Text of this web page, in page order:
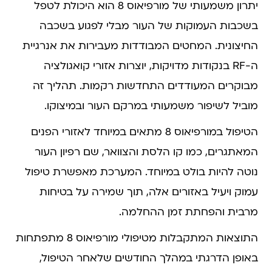
יתרון משמעותי של מורפיאוס 8 הוא היכולת לטפל
בשכבות העמוקות של העור מבלי לפגוע בשכבה
החיצונית. המחטים המבודדות מעבירות את אנרגיית
ה-RF בנקודות מדויקות, יוצרות אזורי קואגולציה
מבוקרים המעודדים התחדשות רקמות. תהליך זה
מוביל לשיפור משמעותי במרקם העור ובמיצוקו.
הטיפול במורפיאוס 8 מתאים במיוחד לאזורי הפנים
המאתגרים, כמו קו הלסת והצוואר, שם רפיון העור
נוטה להיות בולט במיוחד. המערכת מאפשרת טיפול
עמוק ויעיל באזורים אלה, תוך שמירה על בטיחות
מרבית והפחתת זמן ההחלמה.
התוצאות המתקבלות מטיפולי מורפיאוס 8 מתפתחות
באופן הדרגתי במהלך החודשים שלאחר הטיפול,